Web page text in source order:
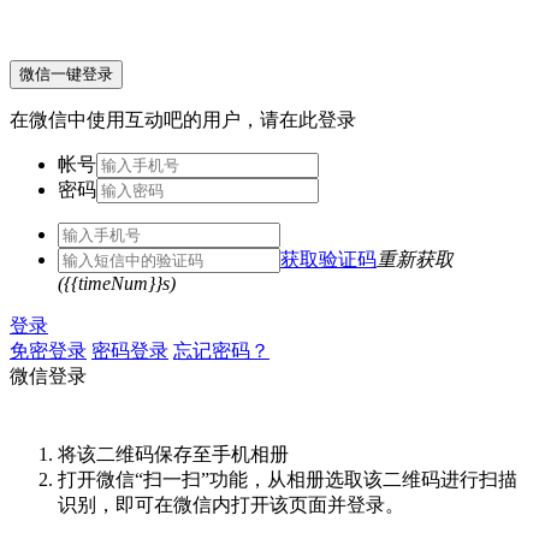
微信一键登录
在微信中使用互动吧的用户，请在此登录
帐号
密码
获取验证码重新获取
({{timeNum}}s)
登录
免密登录 密码登录 忘记密码？
微信登录
将该二维码保存至手机相册
打开微信“扫一扫”功能，从相册选取该二维码进行扫描
识别，即可在微信内打开该页面并登录。